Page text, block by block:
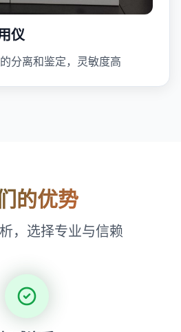
仪
分离和鉴定，灵敏度高
的优势
，选择专业与信赖